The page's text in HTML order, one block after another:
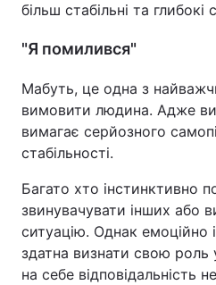
більш стабільні та глибокі
"Я помилився"
Мабуть, це одна з
вимовити людина. Адже
вимагає серйозного
стабільності.
Багато хто інстинктивно
звинувачувати інших або
ситуацію. Однак емоційно
здатна визнати свою роль
на себе відповідальність